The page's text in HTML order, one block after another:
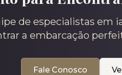
de especialistas em
a embarcação
Fale Conosco